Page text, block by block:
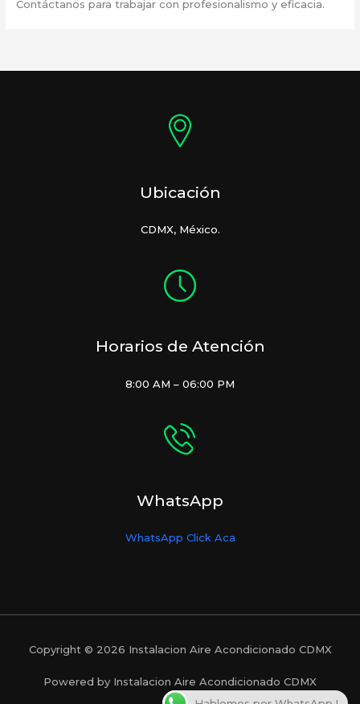
Contáctanos para trabajar con profesionalismo y eficacia.
Ubicación
CDMX, México.
Horarios de Atención
8:00 AM – 06:00 PM
WhatsApp
WhatsApp Click Aca
Copyright © 2026 Instalacion Aire Acondicionado CDMX
Powered by Instalacion Aire Acondicionado CDMX